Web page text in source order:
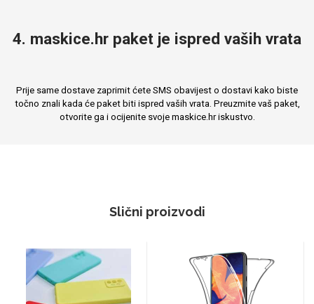
4. maskice.hr paket je ispred vaših vrata
Prije same dostave zaprimit ćete SMS obavijest o dostavi kako biste
točno znali kada će paket biti ispred vaših vrata. Preuzmite vaš paket,
otvorite ga i ocijenite svoje maskice.hr iskustvo.
Slični proizvodi